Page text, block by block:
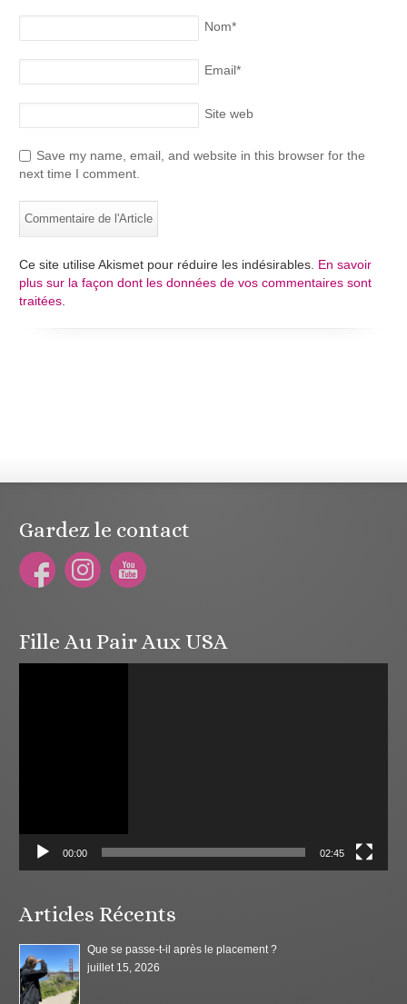
Nom*
Email*
Site web
Save my name, email, and website in this browser for the
next time I comment.
Ce site utilise Akismet pour réduire les indésirables. En savoir
plus sur la façon dont les données de vos commentaires sont
traitées
Gardez le contact
Fille Au Pair Aux USA
00:00 02:45
Articles Récents
Que se passe-t-il après le placement ?
juillet 15, 2026